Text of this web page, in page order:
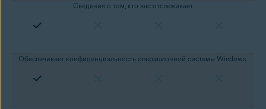
Сведения о том, кто вас отслеживает
Обеспечивает конфиденциальность операционной системы Windows.